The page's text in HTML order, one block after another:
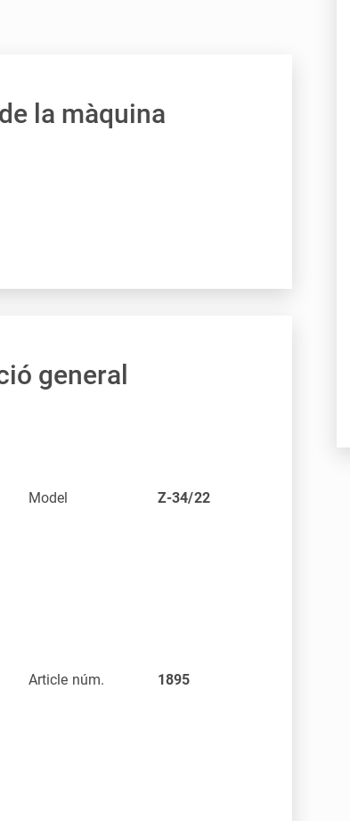
la màquina
general
Model Z-34/22
Article núm. 1895